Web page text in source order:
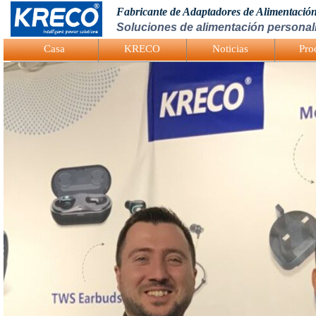
Logo Picture
Fabricante de Adaptadores de
Soluciones de alimentación
Casa KRECO Noticias